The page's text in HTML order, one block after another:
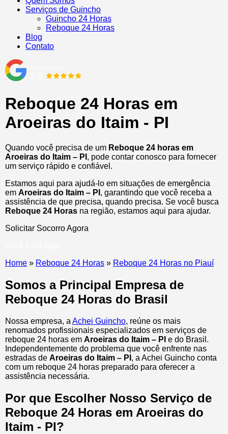
Serviços de Guincho
Guincho 24 Horas
Reboque 24 Horas
Blog
Contato
Reboque 24 Horas em
Aroeiras do Itaim - PI
Quando você precisa de um Reboque 24 horas em
Aroeiras do Itaim – PI , pode contar conosco para fornecer
um serviço rápido e confiável.
Estamos aqui para ajudá-lo em situações de emergência
em Aroeiras do Itaim – PI , garantindo que você receba a
assistência de que precisa, quando precisa. Se você busca
Reboque 24 Horas na região, estamos aqui para ajudar.
Solicitar Socorro Agora
Home » Reboque 24 Horas » Reboque 24 Horas no Piauí
Somos a Principal Empresa de
Reboque 24 Horas do Brasil
Nossa empresa, a Achei Guincho, reúne os mais
renomados profissionais especializados em serviços de
reboque 24 horas em Aroeiras do Itaim – PI e do Brasil .
Independentemente do problema que você enfrente nas
estradas de Aroeiras do Itaim – PI , a Achei Guincho conta
com um reboque 24 horas preparado para oferecer a
assistência necessária.
Por que Escolher Nosso Serviço de
Reboque 24 Horas em Aroeiras do
Itaim - PI?